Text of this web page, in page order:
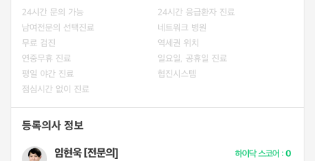
24시간 문의 가능
24시간 응급환자 진료
남여전문의 선택진료
네트워크 병원
무료 검진
역세권 위치
연중무휴 진료
일요일, 공휴일 진료
평일 야간 진료
협진시스템
점심시간 없이 진료
등록의사 정보
임현욱 [전문의] 하이닥 스코어 :0